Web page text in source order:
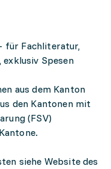
für Fachliteratur,
Spesen
aus dem Kanton
den Kantonen mit
(FSV)
siehe Website des